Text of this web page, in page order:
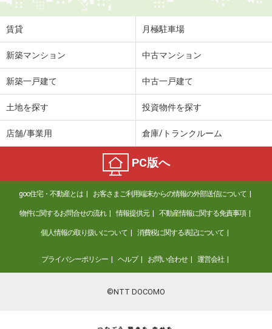
賃貸 月極駐車場
新築マンション 中古マンション
新築一戸建て 中古一戸建て
土地を探す 投資物件を探す
店舗/事業用 倉庫/トランクルーム
PC版へ
goo住宅・不動産とは お客さまご利用端末からの情報の外部送信について
物件に関するお問合せの流れ 情報提供元 不動産情報に関する免責事項
個人情報の取り扱いについて 消費税に関する表記について
プライバシーポリシー ヘルプ お問い合わせ 運営会社
©NTT DOCOMO